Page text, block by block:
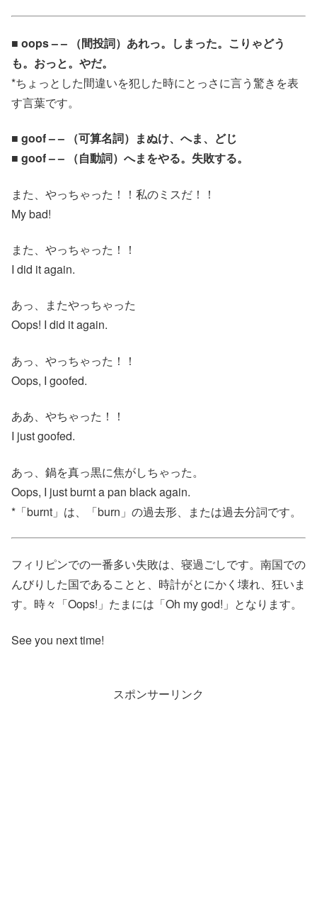
■ oops – – （間投詞）あれっ。しまった。こりゃどう
も。おっと。やだ。
*ちょっとした間違いを犯した時にとっさに言う驚きを表
す言葉です。
■ goof – – （可算名詞）まぬけ、へま、どじ
■ goof – – （自動詞）へまをやる。失敗する。
また、やっちゃった！！私のミスだ！！
My bad!
また、やっちゃった！！
I did it again.
あっ、またやっちゃった
Oops! I did it again.
あっ、やっちゃった！！
Oops, I goofed.
ああ、やちゃった！！
I just goofed.
あっ、鍋を真っ黒に焦がしちゃった。
Oops, I just burnt a pan black again.
*「burnt」は、「burn」の過去形、または過去分詞です。
フィリピンでの一番多い失敗は、寝過ごしです。南国での
んびりした国であることと、時計がとにかく壊れ、狂いま
す。時々「Oops!」たまには「Oh my god!」となります。
See you next time!
スポンサーリンク